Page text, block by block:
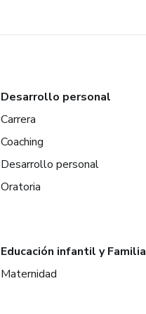
Desarrollo personal
Carrera
Coaching
Desarrollo personal
Oratoria
Educación infantil y Familia
Maternidad